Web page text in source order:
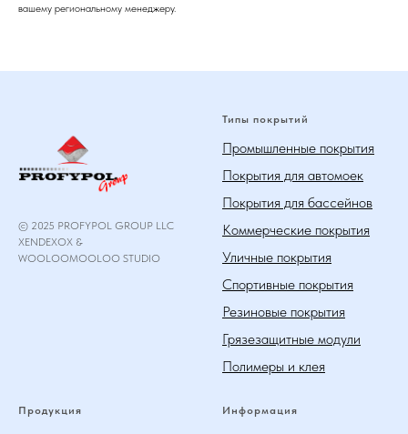
вашему региональному менеджеру.
© 2025 PROFYPOL GROUP LLC
XENDEXOX &
WOOLOOMOOLOO STUDIO
Типы покрытий
Промышленные покрытия
Покрытия для автомоек
Покрытия для бассейнов
Коммерческие покрытия
Уличные покрытия
Спортивные покрытия
Резиновые покрытия
Грязезащитные модули
Полимеры и клея
Продукция Информация